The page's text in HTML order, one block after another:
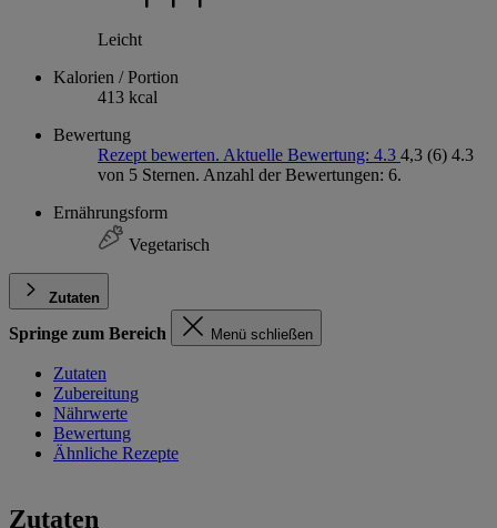
Leicht
Kalorien / Portion
413 kcal
Bewertung
Rezept bewerten. Aktuelle Bewertung: 4.3 4,3 (6) 4.3
von 5 Sternen. Anzahl der Bewertungen: 6.
Ernährungsform
Vegetarisch
Zutaten
Springe zum Bereich Menü schließen
Zutaten
Zubereitung
Nährwerte
Bewertung
Ähnliche Rezepte
Zutaten